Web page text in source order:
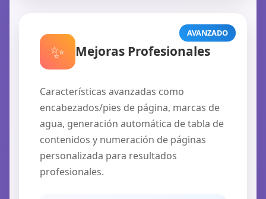
AVANZADO
✨ Mejoras Profesionales
Características avanzadas como
encabezados/pies de página, marcas de
agua, generación automática de tabla de
contenidos y numeración de páginas
personalizada para resultados
profesionales.